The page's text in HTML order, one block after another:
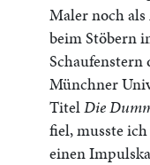
Maler noch
beim Stöbern
Münchner
TitelDie
fiel, musste
einen